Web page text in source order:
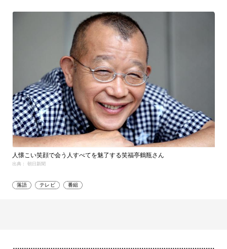
人懐こい笑顔で会う人すべてを魅了する笑福亭鶴瓶さん
出典： 朝日新聞
落語 テレビ 番組